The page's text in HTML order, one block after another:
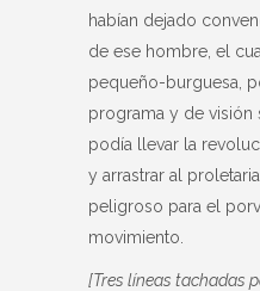
habían dejado
de ese hombre, el
pequeño-burguesa,
programa y de visión
podía llevar la
y arrastrar al
peligroso para el
movimiento.
[Tres líneas tachadas